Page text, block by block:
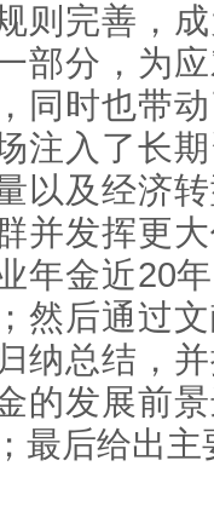
则完善，
部分，为
同时也带
注入了长
以及经济
并发挥更
年金近20
然后通过
纳总结，
的发展前
最后给出主